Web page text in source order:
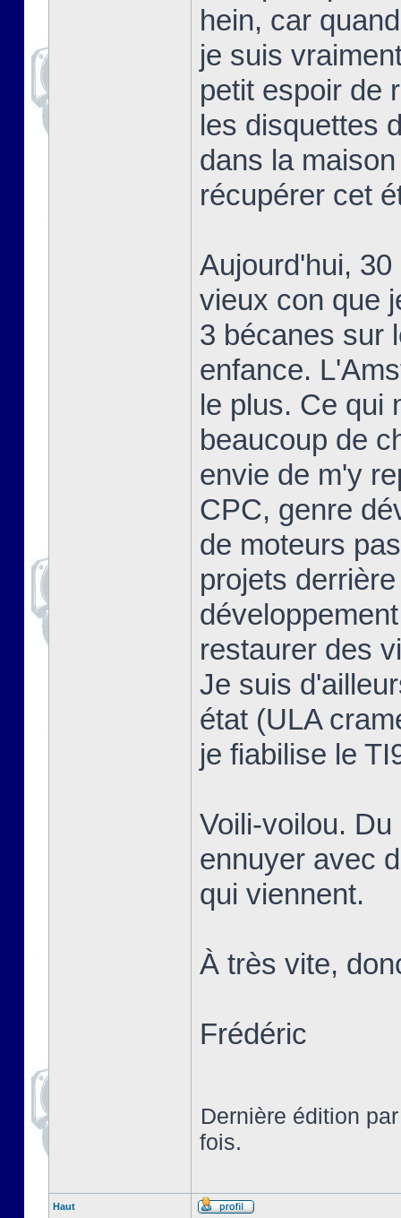
hein, car
je suis
petit espoir de
les disquettes
dans la
récupérer cet
Aujourd'hui,
vieux con que
3 bécanes sur
enfance.
le plus. Ce qui
beaucoup de
envie de m'y
CPC, genre
de moteurs
projets
restaurer des
Je suis
état (ULA
je fiabilise le
Voili-voilou.
ennuyer avec
qui viennent.
À très vite,
Frédéric
Dernière édition
fois.
Haut